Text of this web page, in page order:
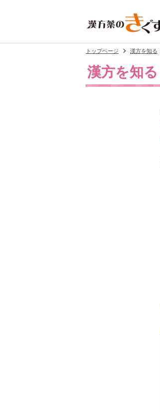
トップページ 漢方を知る
漢方を知る